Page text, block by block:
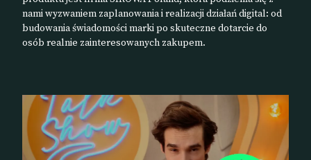
nami wyzwaniem zaplanowania i realizacji działań digital: od
budowania świadomości marki po skuteczne dotarcie do
osób realnie zainteresowanych zakupem.